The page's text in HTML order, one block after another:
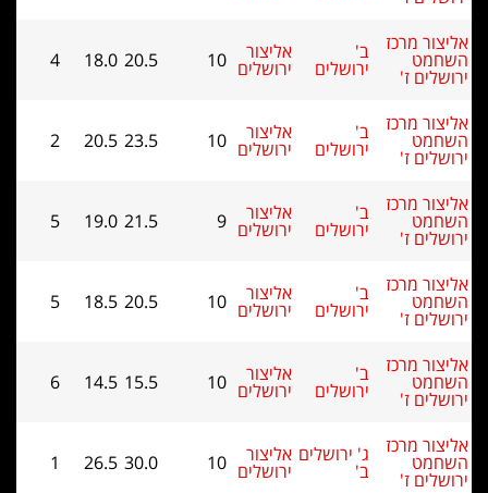
מרכז
ז'
ב'
ירושלים ירושלים 10
20.5
18.0
4
מרכז
ז'
ב'
ירושלים ירושלים 10
23.5
20.5
2
מרכז
ז'
ב'
ירושלים ירושלים 9
21.5
19.0
5
מרכז
ז'
ב'
ירושלים ירושלים 10
20.5
18.5
5
מרכז
ז'
ב'
ירושלים ירושלים 10
15.5
14.5
6
מרכז
ז'
ג' ירושלים
ב'
אליצור 10
30.0
26.5
1